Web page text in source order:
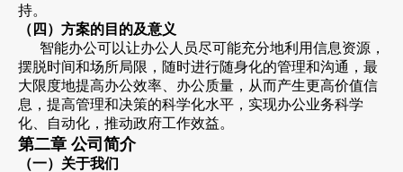
持。
（四）方案的目的及意义
智能办公可以让办公人员尽可能充分地利用信息资源，
摆脱时间和场所局限，随时进行随身化的管理和沟通，最
大限度地提高办公效率、办公质量，从而产生更高价值信
息，提高管理和决策的科学化水平，实现办公业务科学
化、自动化，推动政府工作效益。
第二章 公司简介
（一）关于我们